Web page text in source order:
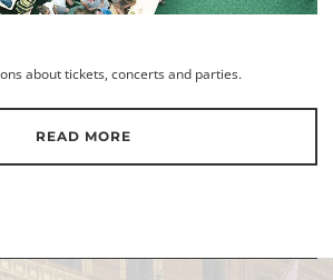
about tickets, concerts and parties.
READ MORE